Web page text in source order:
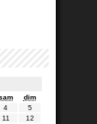
dim
4
5
11
12